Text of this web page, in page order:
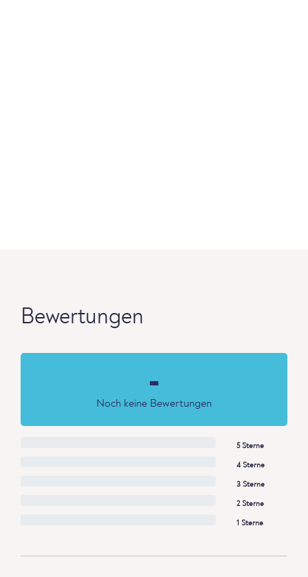
Bewertungen
-
Noch keine Bewertungen
5 Sterne
4 Sterne
3 Sterne
2 Sterne
1 Sterne